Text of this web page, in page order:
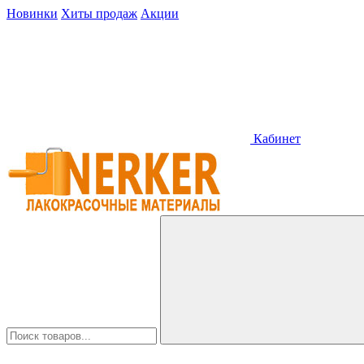
Новинки Хиты продаж Акции
Кабинет